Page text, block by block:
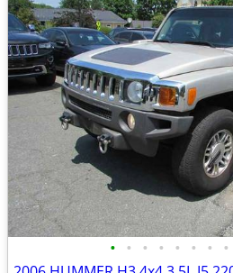
• • • • • • • •